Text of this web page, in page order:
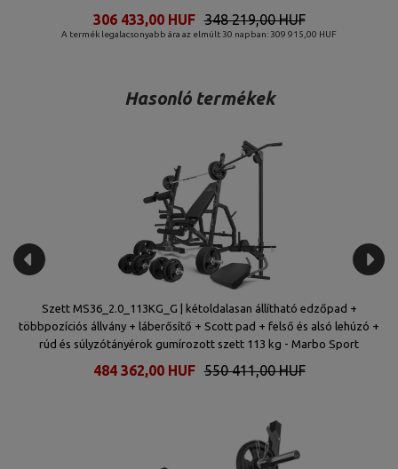
A termék legalacsonyabb ára az elmúlt 30 napban: 309 915,00 HUF
348 219,00 HUF
306 433,00 HUF
Hasonló termékek
Szett MS36_2.0_113KG_G | kétoldalasan állítható edzőpad +
többpozíciós állvány + láberősítő + Scott pad + felső és alsó lehúzó +
rúd és súlyzótányérok gumírozott szett 113 kg - Marbo Sport
550 411,00 HUF
484 362,00 HUF